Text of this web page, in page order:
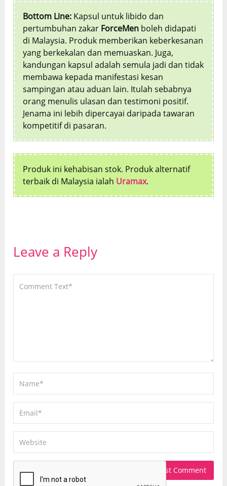
Bottom Line: Kapsul untuk libido dan
pertumbuhan zakar ForceMen boleh didapati
di Malaysia. Produk memberikan keberkesanan
yang berkekalan dan memuaskan. Juga,
kandungan kapsul adalah semula jadi dan tidak
membawa kepada manifestasi kesan
sampingan atau aduan lain. Itulah sebabnya
orang menulis ulasan dan testimoni positif.
Jenama ini lebih dipercayai daripada tawaran
kompetitif di pasaran.
Produk ini kehabisan stok. Produk alternatif
terbaik di Malaysia ialah Uramax.
Leave a Reply